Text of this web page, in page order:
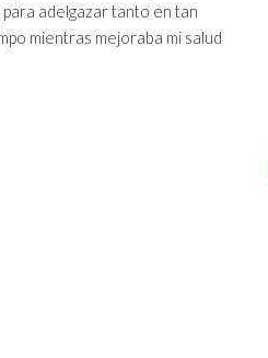
para adelgazar tanto en tan
mientras mejoraba mi salud